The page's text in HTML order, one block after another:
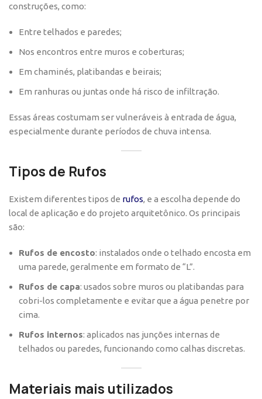
construções, como:
Entre telhados e paredes;
Nos encontros entre muros e coberturas;
Em chaminés, platibandas e beirais;
Em ranhuras ou juntas onde há risco de infiltração.
Essas áreas costumam ser vulneráveis à entrada de água,
especialmente durante períodos de chuva intensa.
Tipos de Rufos
Existem diferentes tipos de rufos, e a escolha depende do
local de aplicação e do projeto arquitetônico. Os principais
são:
Rufos de encosto: instalados onde o telhado encosta em
uma parede, geralmente em formato de “L”.
Rufos de capa: usados sobre muros ou platibandas para
cobri-los completamente e evitar que a água penetre por
cima.
Rufos internos: aplicados nas junções internas de
telhados ou paredes, funcionando como calhas discretas.
Materiais mais utilizados